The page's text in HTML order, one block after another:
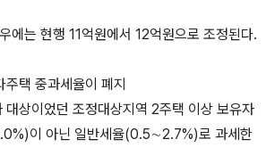
에는 현행 11억원에서 12억원으로 조정된다.
택 중과세율이 폐지
대상이었던 조정대상지역 2주택 이상 보유자
이 아닌 일반세율(0.5∼2.7%)로 과세한